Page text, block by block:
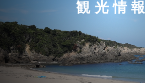
観光情報